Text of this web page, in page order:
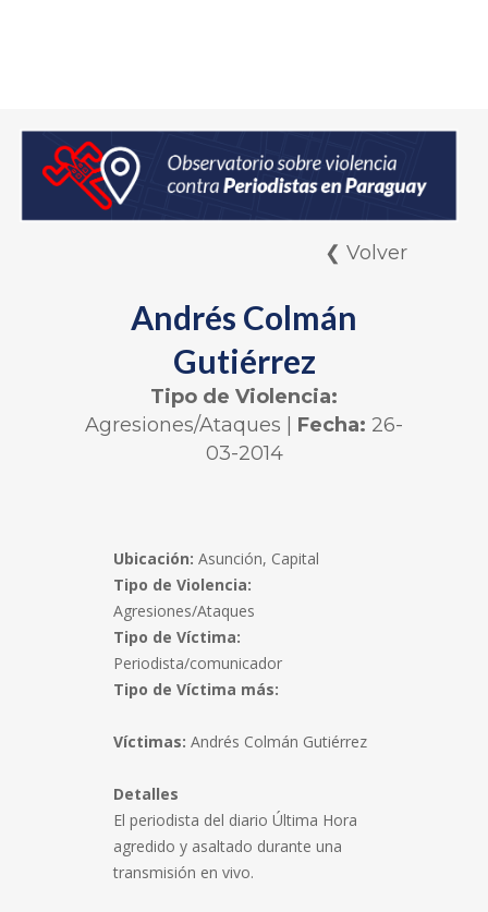
❮ Volver
Andrés Colmán
Gutiérrez
Tipo de Violencia:
Agresiones/Ataques
Fecha: 26-
03-2014
Ubicación: Asunción, Capital
Tipo de Violencia:
Agresiones/Ataques
Tipo de Víctima:
Periodista/comunicador
Tipo de Víctima más:
Víctimas: Andrés Colmán Gutiérrez
Detalles
El periodista del diario Última Hora
agredido y asaltado durante una
transmisión en vivo.